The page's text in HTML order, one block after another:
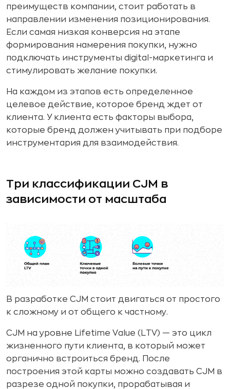
преимуществ компании, стоит работать в
направлении изменения позиционирования.
Если самая низкая конверсия на этапе
формирования намерения покупки, нужно
подключать инструменты digital-маркетинга и
стимулировать желание покупки.
На каждом из этапов есть определенное
целевое действие, которое бренд ждет от
клиента. У клиента есть факторы выбора,
которые бренд должен учитывать при подборе
инструментария для взаимодействия.
Три классификации CJM в
зависимости от масштаба
В разработке CJM стоит двигаться от простого
к сложному и от общего к частному.
CJM на уровне Lifetime Value (LTV) — это цикл
жизненного пути клиента, в который может
органично встроиться бренд. После
построения этой карты можно создавать CJM в
разрезе одной покупки, прорабатывая и